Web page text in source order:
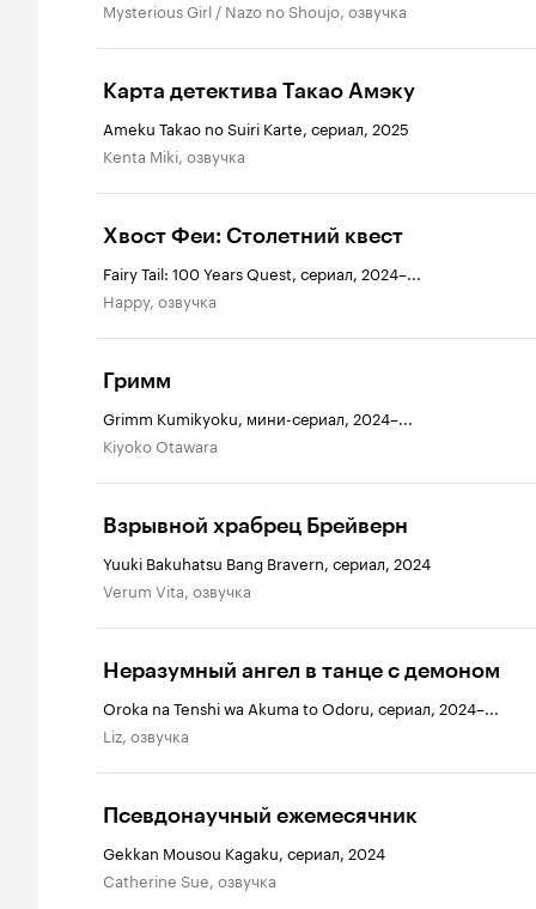
Mysterious Girl / Nazo no Shoujo, озвучка
Карта детектива Такао Амэку
Ameku Takao no Suiri Karte, сериал, 2025
Kenta Miki, озвучка
Хвост Феи: Столетний квест
Fairy Tail: 100 Years Quest, сериал, 2024–...
Happy, озвучка
Гримм
Grimm Kumikyoku, мини-сериал, 2024–...
Kiyoko Otawara
Взрывной храбрец Брейверн
Yuuki Bakuhatsu Bang Bravern, сериал, 2024
Verum Vita, озвучка
Неразумный ангел в танце с демоном
Oroka na Tenshi wa Akuma to Odoru, сериал, 2024–...
Liz, озвучка
Псевдонаучный ежемесячник
Gekkan Mousou Kagaku, сериал, 2024
Catherine Sue, озвучка